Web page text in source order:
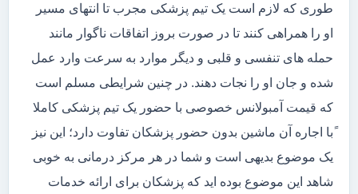
طوری که لازم است یک تیم پزشکی مجرب تا انتهای مسیر
او را همراهی کنند تا در صورت بروز اتفاقات ناگوار مانند
حمله های تنفسی و قلبی و دیگر موارد به سرعت وارد عمل
شده و جان او را نجات دهند. در چنین شرایطی مسلم است
که قیمت آمبولانس خصوصی با حضور یک تیم پزشکی کاملا
ًبا اجاره آن ماشین بدون حضور پزشکان تفاوت دارد؛ این نیز
یک موضوع بدیهی است و شما در هر مرکز درمانی به خوبی
شاهد این موضوع بوده اید که پزشکان برای ارائه خدمات